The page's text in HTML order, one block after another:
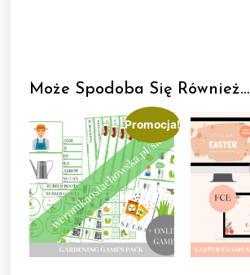
Może Spodoba Się Również…
Promocja!